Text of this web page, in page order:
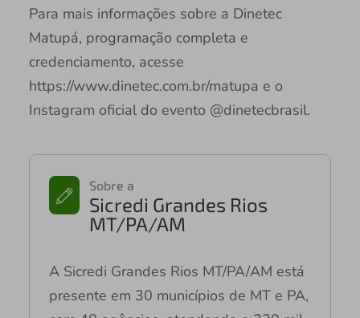
Para mais informações sobre a Dinetec
Matupá, programação completa e
credenciamento, acesse
https://www.dinetec.com.br/matupa e o
Instagram oficial do evento @dinetecbrasil.
Sobre a
Sicredi Grandes Rios
MT/PA/AM
A Sicredi Grandes Rios MT/PA/AM está
presente em 30 municípios de MT e PA,